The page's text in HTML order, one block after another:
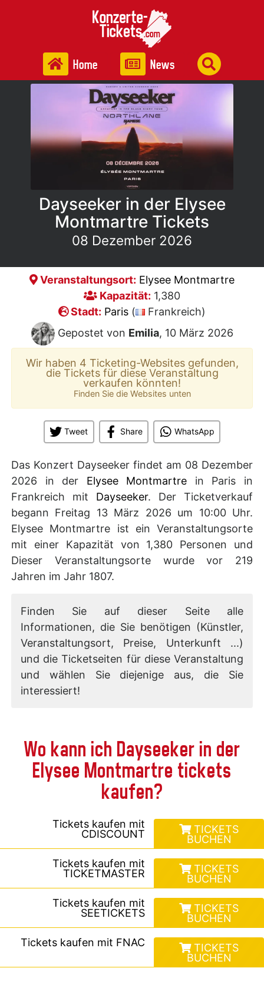
Home News
Dayseeker in der Elysee
Montmartre Tickets
08 Dezember 2026
Veranstaltungsort: Elysee Montmartre
Kapazität: 1,380
Stadt: Paris (
Frankreich)
Gepostet von Emilia, 10 März 2026
Wir haben 4 Ticketing-Websites gefunden,
die Tickets für diese Veranstaltung
verkaufen könnten!
Finden Sie die Websites unten
Tweet Share WhatsApp
Das Konzert Dayseeker findet am 08 Dezember
2026 in der Elysee Montmartre in Paris in
Frankreich mit Dayseeker. Der Ticketverkauf
begann Freitag 13 März 2026 um 10:00 Uhr.
Elysee Montmartre ist ein Veranstaltungsorte
mit einer Kapazität von 1,380 Personen und
Dieser Veranstaltungsorte wurde vor 219
Jahren im Jahr 1807.
Finden Sie auf dieser Seite alle
Informationen, die Sie benötigen (Künstler,
Veranstaltungsort, Preise, Unterkunft ...)
und die Ticketseiten für diese Veranstaltung
und wählen Sie diejenige aus, die Sie
interessiert!
Wo kann ich Dayseeker in der
Elysee Montmartre tickets
kaufen?
Tickets kaufen mit
CDISCOUNT
TICKETS
BUCHEN
Tickets kaufen mit
TICKETMASTER
TICKETS
BUCHEN
Tickets kaufen mit
SEETICKETS
TICKETS
BUCHEN
Tickets kaufen mit FNAC
TICKETS
BUCHEN